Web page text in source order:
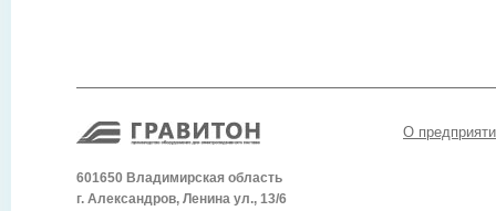
601650 Владимирская область
г. Александров, Ленина ул., 13/6
О